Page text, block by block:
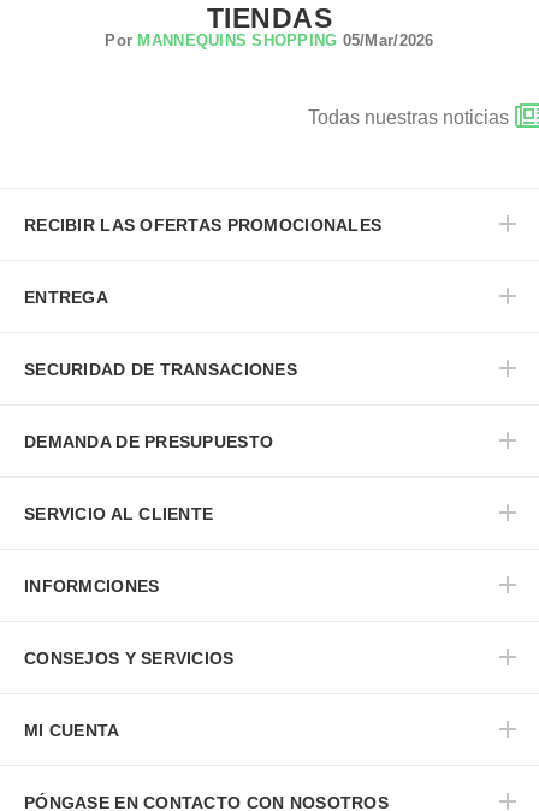
TIENDAS
Por MANNEQUINS SHOPPING 05/Mar/2026
Todas nuestras noticias
RECIBIR LAS OFERTAS PROMOCIONALES
ENTREGA
SECURIDAD DE TRANSACIONES
DEMANDA DE PRESUPUESTO
SERVICIO AL CLIENTE
INFORMCIONES
CONSEJOS Y SERVICIOS
MI CUENTA
PÓNGASE EN CONTACTO CON NOSOTROS